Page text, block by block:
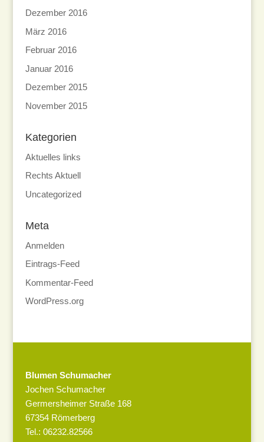
Dezember 2016
März 2016
Februar 2016
Januar 2016
Dezember 2015
November 2015
Kategorien
Aktuelles links
Rechts Aktuell
Uncategorized
Meta
Anmelden
Eintrags-Feed
Kommentar-Feed
WordPress.org
Blumen Schumacher
Jochen Schumacher
Germersheimer Straße 168
67354 Römerberg
Tel.: 06232.82566